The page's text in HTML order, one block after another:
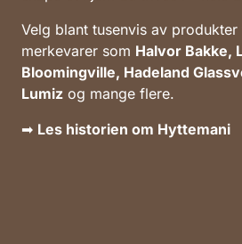
Velg blant tusenvis av
merkevarer som Halvor Bakke,
Bloomingville, Hadeland
Lumiz og mange flere.
➡ Les historien om Hyttemani